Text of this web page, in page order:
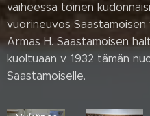
vaiheessa toinen
vuorineuvos Saastamoisen
Armas H. Saastamoisen
kuoltuaan v. 1932 tämän
Saastamoiselle.